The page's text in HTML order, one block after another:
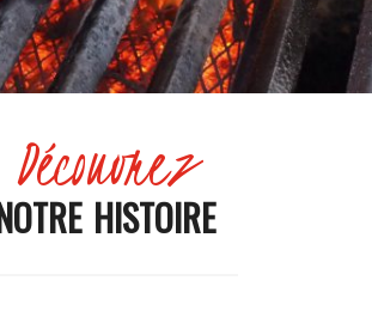
Découvrez
HISTOIRE